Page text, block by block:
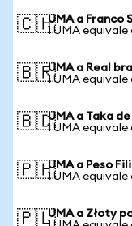
🇨🇭UMA a Franco
1 UMA equivale
🇧🇷UMA a Real
1 UMA equivale
🇧🇩UMA a Taka
1 UMA equivale
🇵🇭UMA a Peso
1 UMA equivale
🇵🇱UMA a Złoty